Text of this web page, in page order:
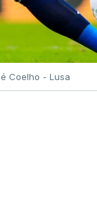
Coelho - Lusa